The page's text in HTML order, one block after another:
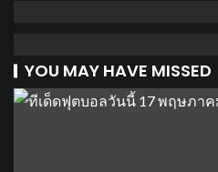
YOU MAY HAVE MISSED